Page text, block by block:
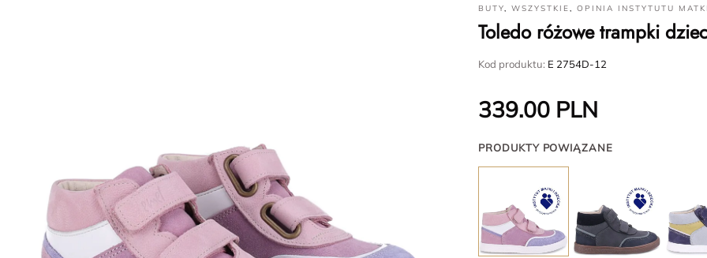
BUTY,WSZYSTKIE,OPINIA INSTYTUTU
Toledo różowe trampki
Kod produktu: E 2754D-12
339.00 PLN
PRODUKTY POWIĄZANE